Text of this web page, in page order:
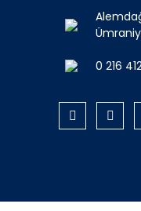
0 216